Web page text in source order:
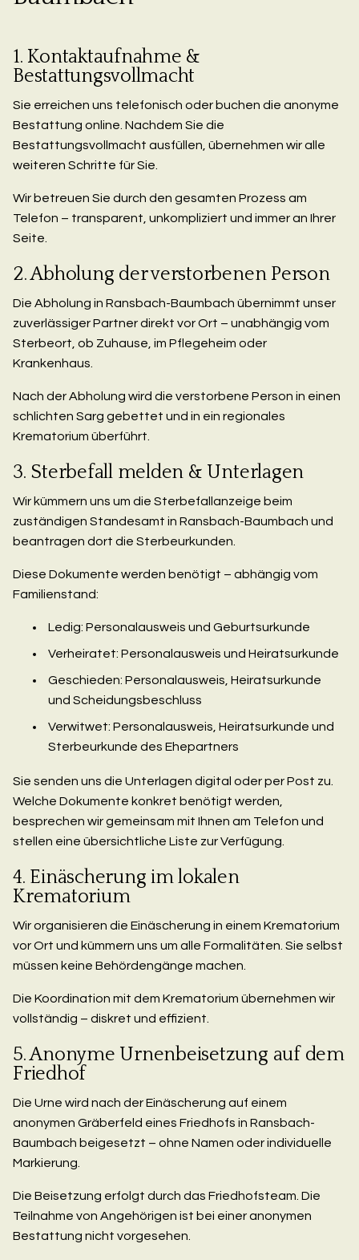
1. Kontaktaufnahme &
Bestattungsvollmacht
Sie erreichen uns telefonisch oder buchen die anonyme
Bestattung online. Nachdem Sie die
Bestattungsvollmacht ausfüllen, übernehmen wir alle
weiteren Schritte für Sie.
Wir betreuen Sie durch den gesamten Prozess am
Telefon – transparent, unkompliziert und immer an Ihrer
Seite.
2. Abholung der verstorbenen Person
Die Abholung in Ransbach-Baumbach übernimmt unser
zuverlässiger Partner direkt vor Ort – unabhängig vom
Sterbeort, ob Zuhause, im Pflegeheim oder
Krankenhaus.
Nach der Abholung wird die verstorbene Person in einen
schlichten Sarg gebettet und in ein regionales
Krematorium überführt.
3. Sterbefall melden & Unterlagen
Wir kümmern uns um die Sterbefallanzeige beim
zuständigen Standesamt in Ransbach-Baumbach und
beantragen dort die Sterbeurkunden.
Diese Dokumente werden benötigt – abhängig vom
Familienstand:
Ledig: Personalausweis und Geburtsurkunde
Verheiratet: Personalausweis und Heiratsurkunde
Geschieden: Personalausweis, Heiratsurkunde
und Scheidungsbeschluss
Verwitwet: Personalausweis, Heiratsurkunde und
Sterbeurkunde des Ehepartners
Sie senden uns die Unterlagen digital oder per Post zu.
Welche Dokumente konkret benötigt werden,
besprechen wir gemeinsam mit Ihnen am Telefon und
stellen eine übersichtliche Liste zur Verfügung.
4. Einäscherung im lokalen
Krematorium
Wir organisieren die Einäscherung in einem Krematorium
vor Ort und kümmern uns um alle Formalitäten. Sie selbst
müssen keine Behördengänge machen.
Die Koordination mit dem Krematorium übernehmen wir
vollständig – diskret und effizient.
5. Anonyme Urnenbeisetzung auf dem
Friedhof
Die Urne wird nach der Einäscherung auf einem
anonymen Gräberfeld eines Friedhofs in Ransbach-
Baumbach beigesetzt – ohne Namen oder individuelle
Markierung.
Die Beisetzung erfolgt durch das Friedhofsteam. Die
Teilnahme von Angehörigen ist bei einer anonymen
Bestattung nicht vorgesehen.